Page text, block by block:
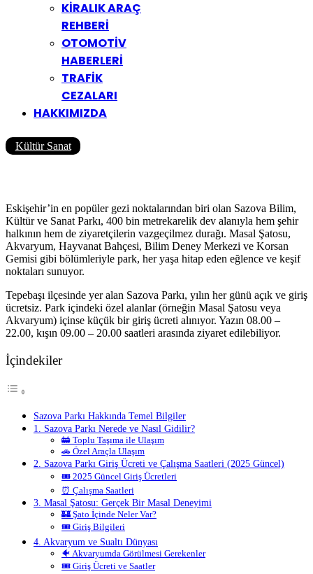
KİRALIK ARAÇ
REHBERİ
OTOMOTİV
HABERLERİ
TRAFİK
CEZALARI
HAKKIMIZDA
Kültür Sanat
Eskişehir’in en popüler gezi noktalarından biri olan Sazova Bilim,
Kültür ve Sanat Parkı, 400 bin metrekarelik dev alanıyla hem şehir
halkının hem de ziyaretçilerin vazgeçilmez durağı. Masal Şatosu,
Akvaryum, Hayvanat Bahçesi, Bilim Deney Merkezi ve Korsan
Gemisi gibi bölümleriyle park, her yaşa hitap eden eğlence ve keşif
noktaları sunuyor.
Tepebaşı ilçesinde yer alan Sazova Parkı, yılın her günü açık ve giriş
ücretsiz. Park içindeki özel alanlar (örneğin Masal Şatosu veya
Akvaryum) içinse küçük bir giriş ücreti alınıyor. Yazın 08.00 –
22.00, kışın 09.00 – 20.00 saatleri arasında ziyaret edilebiliyor.
İçindekiler
Sazova Parkı Hakkında Temel Bilgiler
1. Sazova Parkı Nerede ve Nasıl Gidilir?
🚋 Toplu Taşıma ile Ulaşım
🚗 Özel Araçla Ulaşım
2. Sazova Parkı Giriş Ücreti ve Çalışma Saatleri (2025 Güncel)
🎟️ 2025 Güncel Giriş Ücretleri
⏰ Çalışma Saatleri
3. Masal Şatosu: Gerçek Bir Masal Deneyimi
🏰 Şato İçinde Neler Var?
🎟️ Giriş Bilgileri
4. Akvaryum ve Sualtı Dünyası
🐠 Akvaryumda Görülmesi Gerekenler
🎟️ Giriş Ücreti ve Saatler